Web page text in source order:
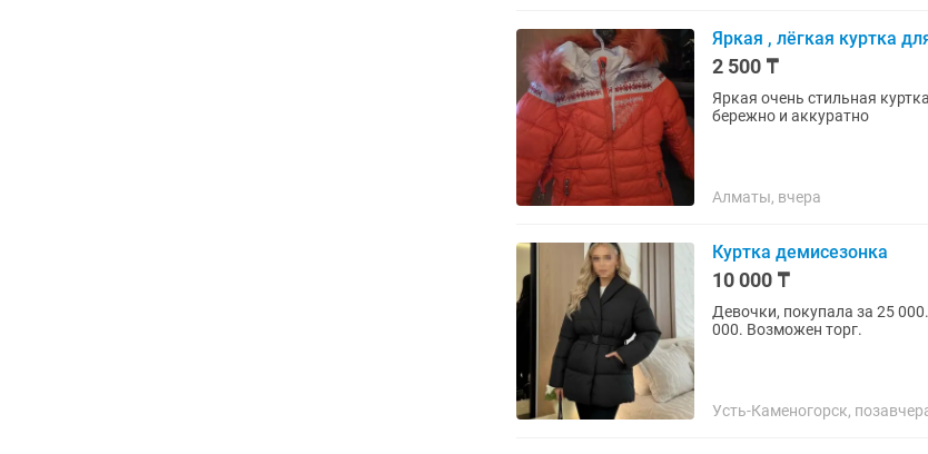
Яркая , лёгкая куртка
2 500 ₸
Яркая очень стильная
бережно и аккуратно
Алматы, вчера
Куртка демисезонка
10 000 ₸
Девочки, покупала за 25
000. Возможен торг.
Усть-Каменогорск,